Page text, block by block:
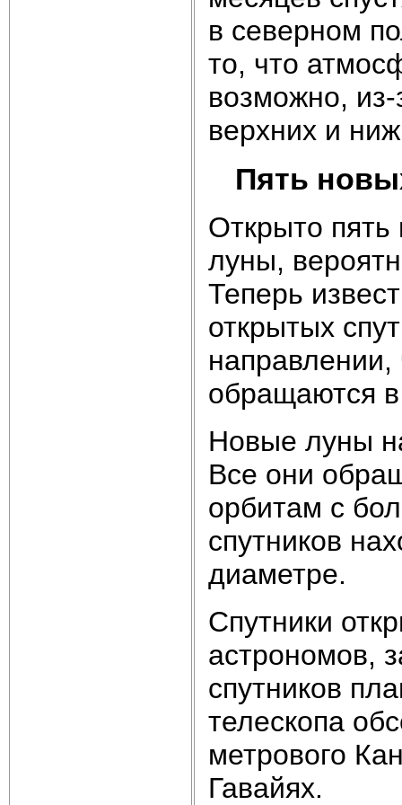
в северном
то, что
возможно, из-
верхних и
Пять
Открыто
луны,
Теперь
открытых
направлении,
обращаются
Новые луны
Все они
орбитам с
спутников
диаметре.
Спутники
астрономов,
спутников
телескопа
метрового
Гавайях.